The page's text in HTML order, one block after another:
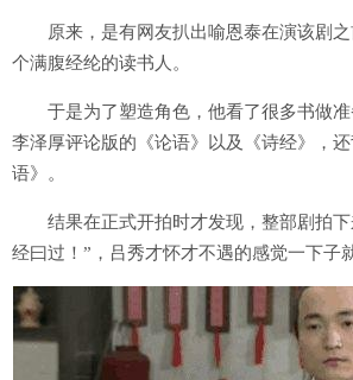
原来，是有网友扒出喻恩泰在演该剧
个满腹经纶的读书人。
于是为了塑造角色，他看了很多书做
李泽厚评论版的《论语》以及《诗经》，
语》。
结果在正式开拍时才发现，整部剧拍
经曰过！”，吕秀才怀才不遇的感觉一下子